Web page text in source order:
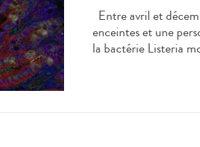
Entre avril et
enceintes et une
la bactérie Listeria